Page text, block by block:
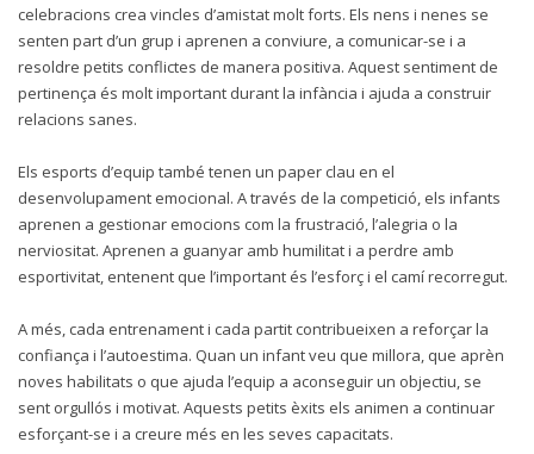
celebracions crea vincles d’amistat molt forts. Els nens i nenes se
senten part d’un grup i aprenen a conviure, a comunicar-se i a
resoldre petits conflictes de manera positiva. Aquest sentiment de
pertinença és molt important durant la infància i ajuda a construir
relacions sanes.
Els esports d’equip també tenen un paper clau en el
desenvolupament emocional. A través de la competició, els infants
aprenen a gestionar emocions com la frustració, l’alegria o la
nerviositat. Aprenen a guanyar amb humilitat i a perdre amb
esportivitat, entenent que l’important és l’esforç i el camí recorregut.
A més, cada entrenament i cada partit contribueixen a reforçar la
confiança i l’autoestima. Quan un infant veu que millora, que aprèn
noves habilitats o que ajuda l’equip a aconseguir un objectiu, se
sent orgullós i motivat. Aquests petits èxits els animen a continuar
esforçant-se i a creure més en les seves capacitats.